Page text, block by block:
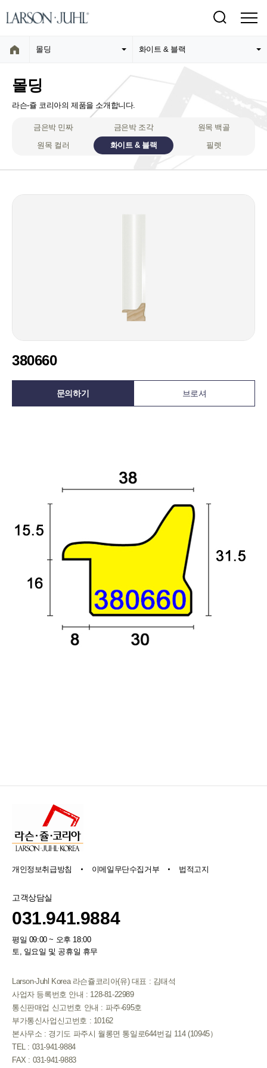
몰딩 화이트 & 블랙
몰딩
라슨-쥴 코리아의 제품을 소개합니다.
금은박 민짜 금은박 조각
원목 백골
원목 컬러
화이트 & 블랙 필렛
380660
문의하기 브로셔
개인정보취급방침 이메일무단수집거부 법적고지
고객상담실
031.941.9884
평일 09:00 ~ 오후 18:00
토, 일요일 및 공휴일 휴무
Larson-Juhl Korea 라슨쥴코리아(유) 대표 : 김태석
사업자 등록번호 안내 : 128-81-22989
통신판매업 신고번호 안내 : 파주-695호
부가통신사업신고번호 : 10162
본사무소 : 경기도 파주시 월롱면 통일로644번길 114 (10945）
TEL : 031-941-9884
FAX : 031-941-9883